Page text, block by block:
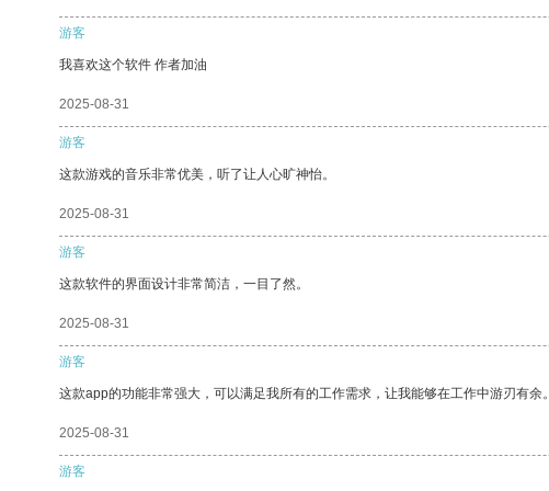
游客
我喜欢这个软件 作者加油
2025-08-31
游客
这款游戏的音乐非常优美，听了让人心旷神怡。
2025-08-31
游客
这款软件的界面设计非常简洁，一目了然。
2025-08-31
游客
这款app的功能非常强大，可以满足我所有的工作需求，让我能够在工作中游刃有余。
2025-08-31
游客